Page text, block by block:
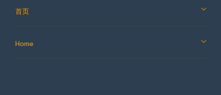
首页
Home